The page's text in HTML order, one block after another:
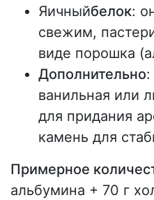
Яичныйбелок:
свежим,
виде порошка
Дополнительно:
ванильная или
для придания
камень для
Примерное
альбумина + 70 г